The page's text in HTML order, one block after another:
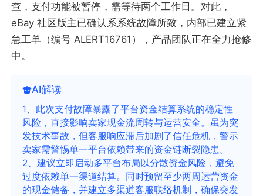
查，支付功能被暂停，需等待两个工作日。对此，
eBay 社区版主已确认系系统故障所致，内部已建立紧
急工单（编号 ALERT16761），产品团队正在全力抢修
中。
AI解读
1、此次支付故障暴露了平台资金结算系统的稳定性
风险，直接影响卖家现金流周转与运营安全。虽为突
发技术事故，但客服响应滞后加剧了信任危机，警示
卖家需警惕单一平台依赖带来的资金链断裂隐患。
2、建议立即启动多平台布局以分散资金风险，避免
过度依赖单一渠道结算。同时预留至少两周运营资金
的现金储备，并建立多渠道客服联络机制，确保突发